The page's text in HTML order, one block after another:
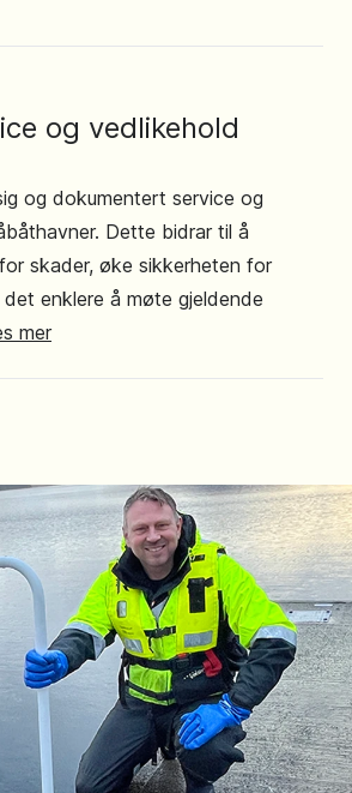
og vedlikehold
og dokumentert service og
Dette bidrar til å
skader, øke sikkerheten for
enklere å møte gjeldende
mer